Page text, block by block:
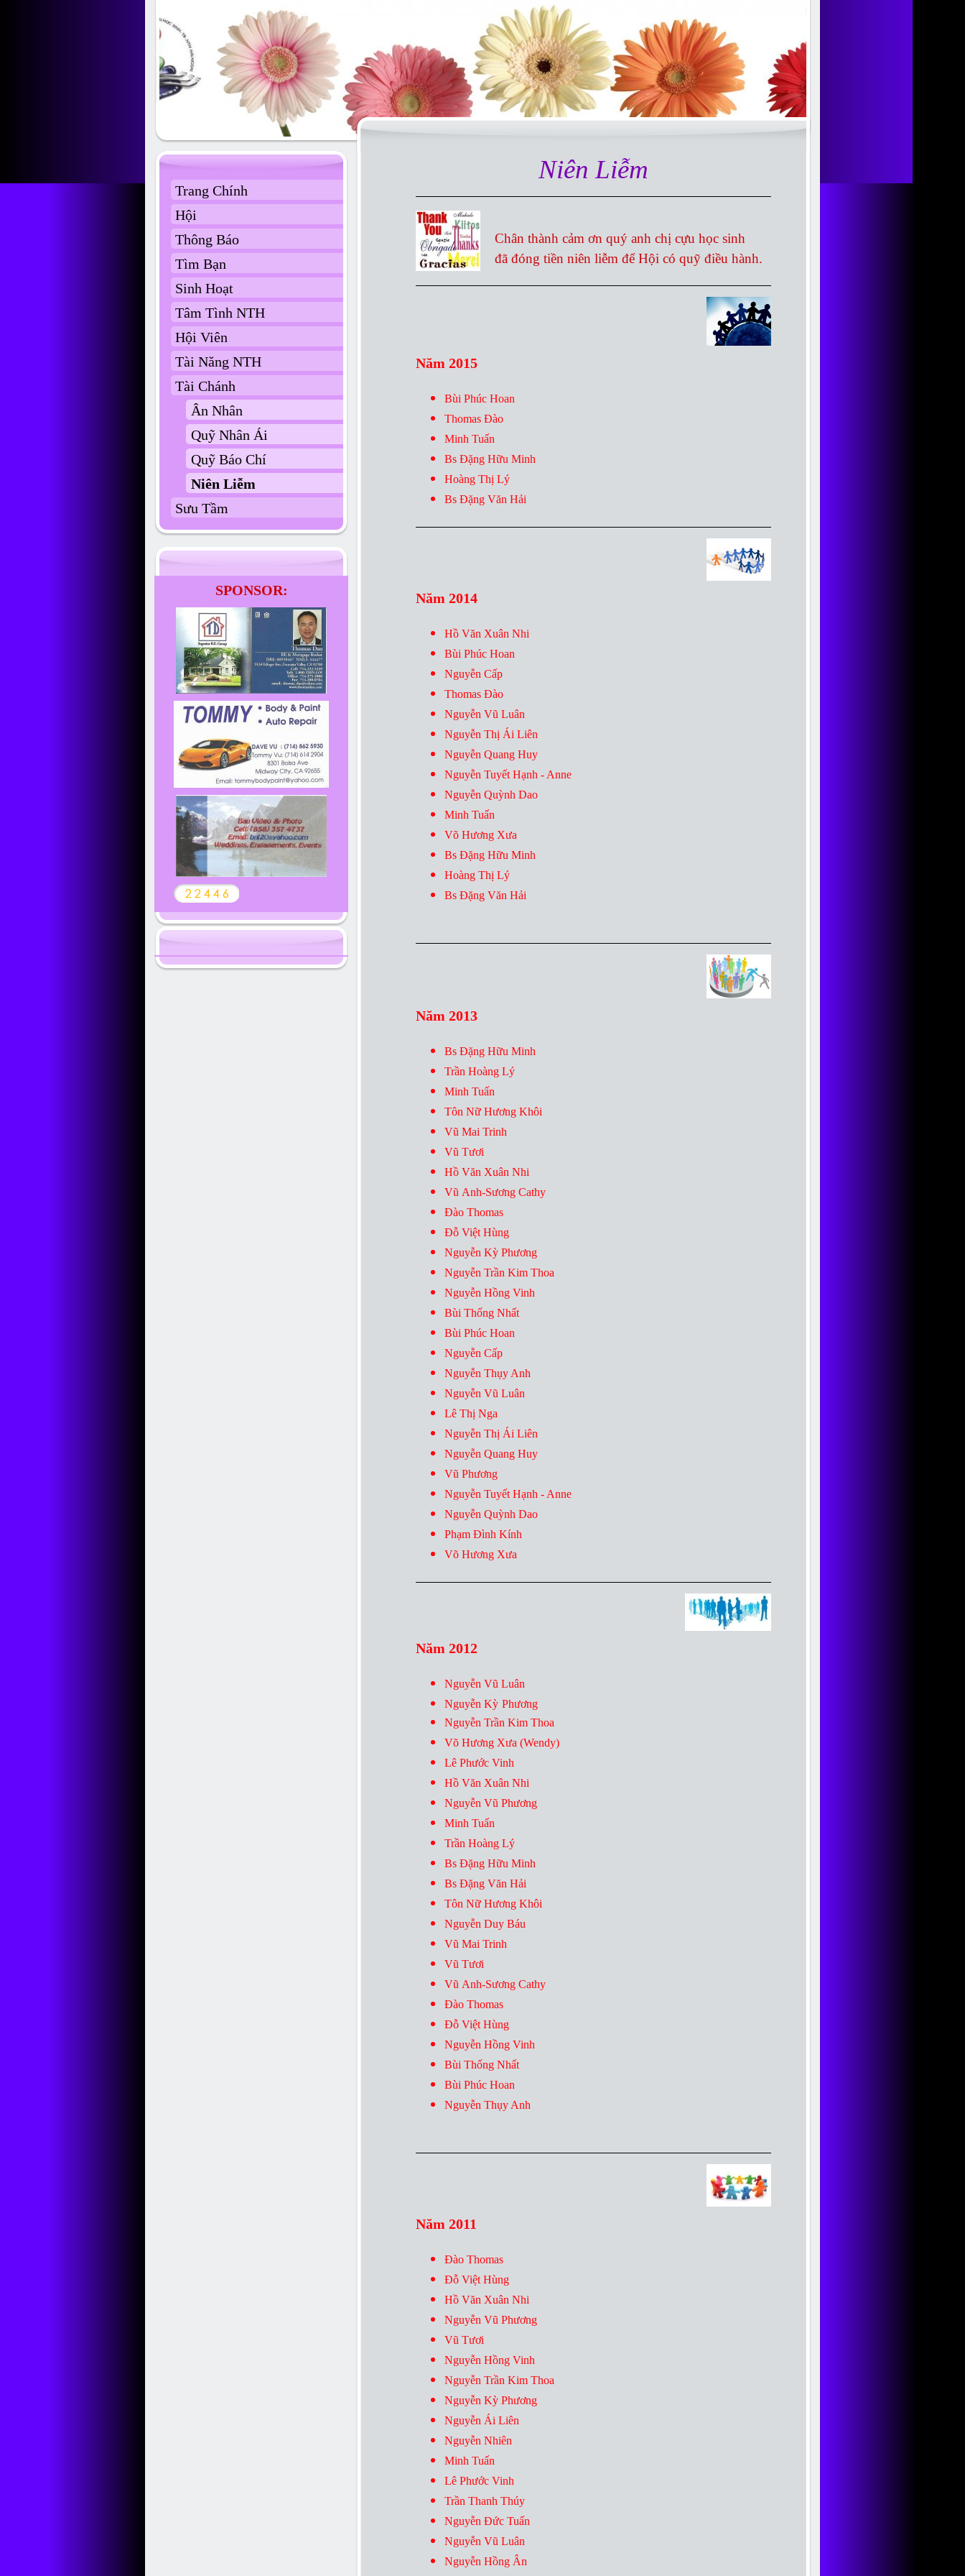
Niên Liễm
Chân thành cảm ơn quý anh chị cựu học sinh
đã đóng tiền niên liễm để Hội có quỹ điều hành.
Năm 2015
Bùi Phúc Hoan
Thomas Đào
Minh Tuấn
Bs Đặng Hữu Minh
Hoàng Thị Lý
Bs Đặng Văn Hải
Năm 2014
Hồ Văn Xuân Nhi
Bùi Phúc Hoan
Nguyễn Cấp
Thomas Đào
Nguyễn Vũ Luân
Nguyễn Thị Ái Liên
Nguyễn Quang Huy
Nguyễn Tuyết Hạnh - Anne
Nguyễn Quỳnh Dao
Minh Tuấn
Võ Hương Xưa
Bs Đặng Hữu Minh
Hoàng Thị Lý
Bs Đặng Văn Hải
Năm 2013
Bs Đặng Hữu Minh
Trần Hoàng Lý
Minh Tuấn
Tôn Nữ Hương Khôi
Vũ Mai Trinh
Vũ Tươi
Hồ Văn Xuân Nhi
Vũ Anh-Sương Cathy
Đào Thomas
Đỗ Việt Hùng
Nguyễn Kỳ Phương
Nguyễn Trần Kim Thoa
Nguyễn Hồng Vinh
Bùi Thống Nhất
Bùi Phúc Hoan
Nguyễn Cấp
Nguyễn Thụy Anh
Nguyễn Vũ Luân
Lê Thị Nga
Nguyễn Thị Ái Liên
Nguyễn Quang Huy
Vũ Phương
Nguyễn Tuyết Hạnh - Anne
Nguyễn Quỳnh Dao
Phạm Đình Kính
Võ Hương Xưa
Năm 2012
Nguyễn Vũ Luân
Nguyễn Kỳ Phương
Nguyễn Trần Kim Thoa
Võ Hương Xưa (Wendy)
Lê Phước Vinh
Hồ Văn Xuân Nhi
Nguyễn Vũ Phương
Minh Tuấn
Trần Hoàng Lý
Bs Đặng Hữu Minh
Bs Đặng Văn Hải
Tôn Nữ Hương Khôi
Nguyễn Duy Báu
Vũ Mai Trinh
Vũ Tươi
Vũ Anh-Sương Cathy
Đào Thomas
Đỗ Việt Hùng
Nguyễn Hồng Vinh
Bùi Thống Nhất
Bùi Phúc Hoan
Nguyễn Thụy Anh
Năm 2011
Đào Thomas
Đỗ Việt Hùng
Hồ Văn Xuân Nhi
Nguyễn Vũ Phương
Vũ Tươi
Nguyễn Hồng Vinh
Nguyễn Trần Kim Thoa
Nguyễn Kỳ Phương
Nguyễn Ái Liên
Nguyễn Nhiên
Minh Tuấn
Lê Phước Vinh
Trần Thanh Thúy
Nguyễn Đức Tuấn
Nguyễn Vũ Luân
Nguyễn Hồng Ân
Trang Chính
Hội
Thông Báo
Tìm Bạn
Sinh Hoạt
Tâm Tình NTH
Hội Viên
Tài Năng NTH
Tài Chánh
Ân Nhân
Quỹ Nhân Ái
Quỹ Báo Chí
Niên Liễm
Sưu Tầm
SPONSOR: